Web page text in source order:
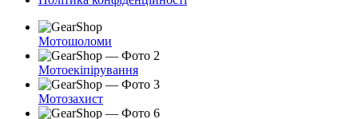
Мотошоломи
Мотоекіпірування
Мотозахист